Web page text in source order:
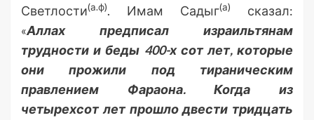
Светлости(а.ф). Имам Садыг(а)
сказал:
«Аллах предписал израильтянам
трудности и беды 400-х сот лет, которые
они прожили под тираническим
правлением Фараона. Когда из
четырехсот лет прошло двести тридцать